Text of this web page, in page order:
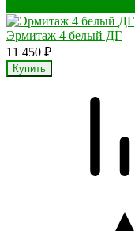
Эрмитаж 4 белый ДГ
11 450 ₽